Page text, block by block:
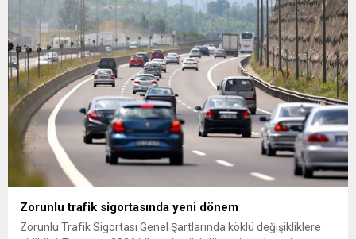
çıkarma cezası uygulanmak üzere Yüksek Disiplin Kurulu’na
(YDK) sevk edilen ve partideki tüm görevlerinden...
Zorunlu trafik sigortasında yeni dönem
Zorunlu Trafik Sigortası Genel Şartlarında köklü değişikliklere